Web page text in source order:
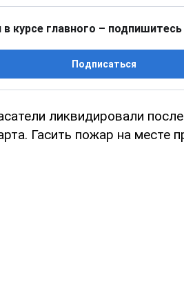
курсе главного – подпишитесь
Подписаться
ликвидировали
Гасить пожар на месте